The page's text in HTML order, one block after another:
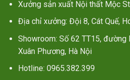
Xưởng sản xuất Nội thất Mộc
Địa chỉ xưởng: Đội 8, Cát Quế,
Showroom: Số 62 TT15,
Xuân Phương, Hà Nội
Hotline: 0965.382.399